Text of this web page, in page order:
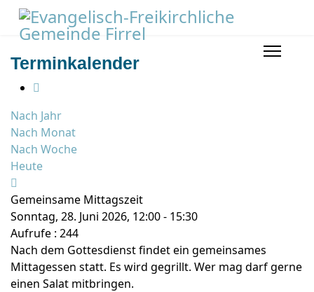
Terminkalender
Nach Jahr
Nach Monat
Nach Woche
Heute
Gemeinsame Mittagszeit
Sonntag, 28. Juni 2026, 12:00 - 15:30
Aufrufe : 244
Nach dem Gottesdienst findet ein gemeinsames
Mittagessen statt. Es wird gegrillt. Wer mag darf gerne
einen Salat mitbringen.